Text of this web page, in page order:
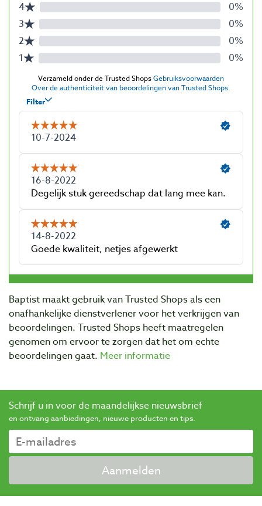
Baptist maakt gebruik van Trusted Shops als een
onafhankelijke dienstverlener voor het verkrijgen van
beoordelingen. Trusted Shops heeft maatregelen
genomen om ervoor te zorgen dat het om echte
beoordelingen gaat. Meer informatie
Schrijf u in voor de maandelijkse nieuwsbrief
en ontvang aanbiedingen, nieuwe producten en tips.
Aanmelden